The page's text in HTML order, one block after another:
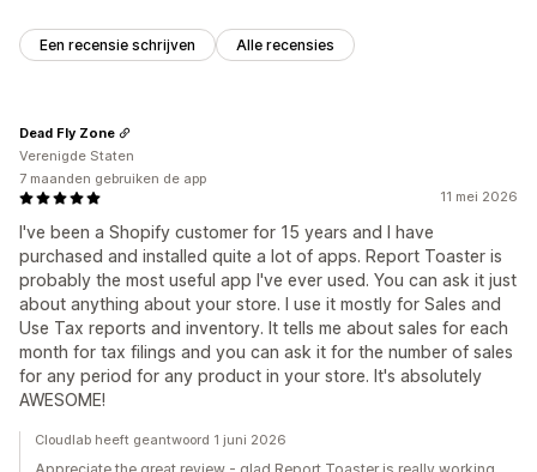
Een recensie schrijven Alle recensies
11 mei 2026
I've been a Shopify customer for 15 years and I have
purchased and installed quite a lot of apps. Report Toaster is
probably the most useful app I've ever used. You can ask it just
about anything about your store. I use it mostly for Sales and
Use Tax reports and inventory. It tells me about sales for each
month for tax filings and you can ask it for the number of sales
for any period for any product in your store. It's absolutely
AWESOME!
Dead Fly Zone
Verenigde Staten
7 maanden gebruiken de app
Cloudlab heeft geantwoord 1 juni 2026